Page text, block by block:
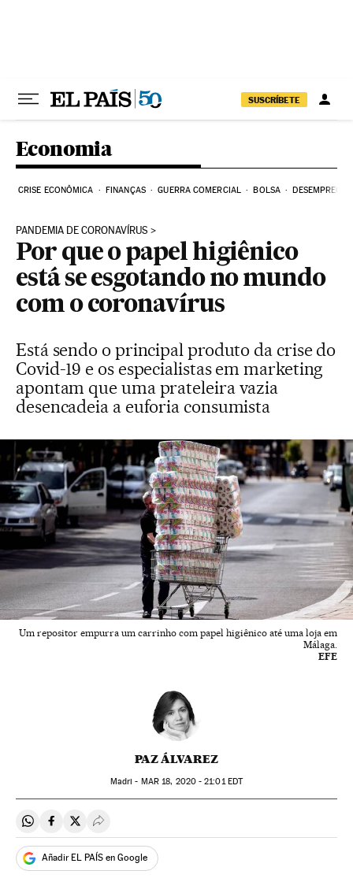
SUSCRÍBETE
Economia
CRISE ECONÔMICA FINANÇAS GUERRA COMERCIAL BOLSA DESEMPREGO
PANDEMIA DE CORONAVÍRUS
Por que o papel higiênico
está se esgotando no mundo
com o coronavírus
Está sendo o principal produto da crise do
Covid-19 e os especialistas em marketing
apontam que uma prateleira vazia
desencadeia a euforia consumista
Um repositor empurra um carrinho com papel higiênico até uma loja em
Málaga.
EFE
PAZ ÁLVAREZ
Madri - MAR 18, 2020 - 21:01EDT
Compartir en Whatsapp
Compartir en Facebook
Compartir en Twitter
Desplegar Redes Sociales
Añadir EL PAÍS en Google